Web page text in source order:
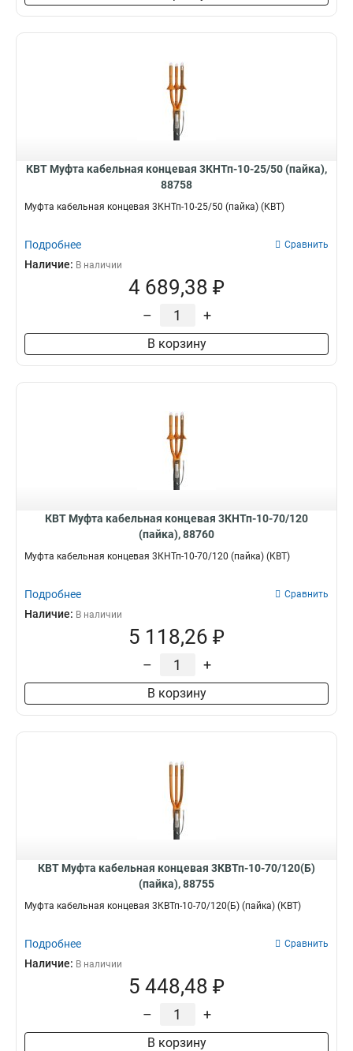
КВТ Муфта кабельная концевая 3КНТп-10-25/50 (пайка),
88758
Муфта кабельная концевая 3КНТп-10-25/50 (пайка) (КВТ)
Подробнее Сравнить
Наличие: В наличии
4 689,38 ₽
– +
В корзину
КВТ Муфта кабельная концевая 3КНТп-10-70/120
(пайка), 88760
Муфта кабельная концевая 3КНТп-10-70/120 (пайка) (КВТ)
Подробнее Сравнить
Наличие: В наличии
5 118,26 ₽
– +
В корзину
КВТ Муфта кабельная концевая 3КВТп-10-70/120(Б)
(пайка), 88755
Муфта кабельная концевая 3КВТп-10-70/120(Б) (пайка) (КВТ)
Подробнее Сравнить
Наличие: В наличии
5 448,48 ₽
– +
В корзину